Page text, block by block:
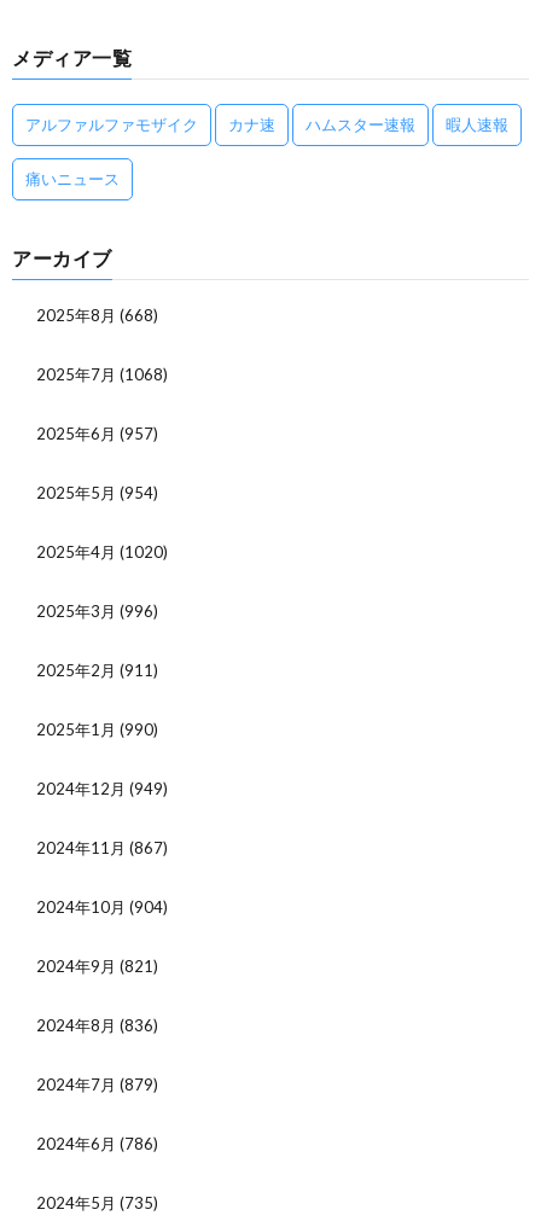
メディア一覧
アルファルファモザイク カナ速 ハムスター速報 暇人速報
痛いニュース
アーカイブ
2025年8月 (668)
2025年7月 (1068)
2025年6月 (957)
2025年5月 (954)
2025年4月 (1020)
2025年3月 (996)
2025年2月 (911)
2025年1月 (990)
2024年12月 (949)
2024年11月 (867)
2024年10月 (904)
2024年9月 (821)
2024年8月 (836)
2024年7月 (879)
2024年6月 (786)
2024年5月 (735)